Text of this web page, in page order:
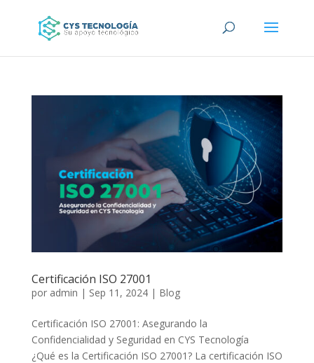
Certificación ISO 27001
por admin | Sep 11, 2024| Blog
Certificación ISO 27001: Asegurando la
Confidencialidad y Seguridad en CYS Tecnología
¿Qué es la Certificación ISO 27001? La certificación ISO